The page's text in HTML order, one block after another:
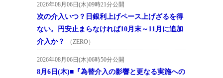
2026年08月06日(木)09時21分公開
次の介入いつ？日銀利上げペース上げざるを得
ない。円安止まらなければ10月末～11月に追加
介入か？
（ZERO）
2026年08月06日(木)06時50分公開
8月6日(木)■『為替介入の影響と更なる実施への